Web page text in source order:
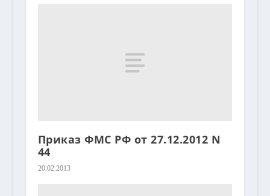
Приказ ФМС РФ от 27.12.2012 N
44
20.02.2013